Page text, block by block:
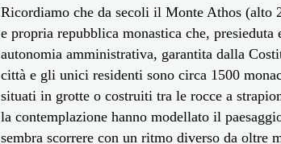
Ricordiamo che da secoli il Monte Athos (alto
e propria repubblica monastica che,
autonomia amministrativa, garantita dalla
città e gli unici residenti sono circa 1500
situati in grotte o costruiti tra le rocce a
la contemplazione hanno modellato il
sembra scorrere con un ritmo diverso da oltre